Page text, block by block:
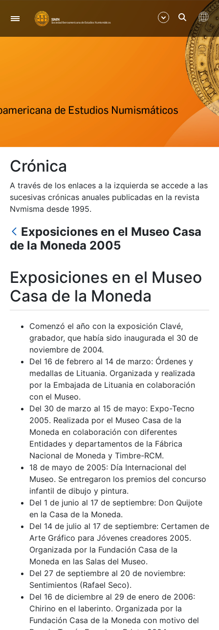
Navegación
Mostrar/Ocultar
Mostrar/Ocultar
Crónica
A través de los enlaces a la izquierda se accede a las
sucesivas crónicas anuales publicadas en la revista
Nvmisma desde 1995.
Exposiciones en el Museo Casa
de la Moneda 2005
Exposiciones en el Museo
Casa de la Moneda
Comenzó el año con la exposición Clavé,
grabador, que había sido inaugurada el 30 de
noviembre de 2004.
Del 16 de febrero al 14 de marzo: Órdenes y
medallas de Lituania. Organizada y realizada
por la Embajada de Lituania en colaboración
con el Museo.
Del 30 de marzo al 15 de mayo: Expo-Tecno
2005. Realizada por el Museo Casa de la
Moneda en colaboración con diferentes
Entidades y departamentos de la Fábrica
Nacional de Moneda y Timbre-RCM.
18 de mayo de 2005: Día Internacional del
Museo. Se entregaron los premios del concurso
infantil de dibujo y pintura.
Del 1 de junio al 17 de septiembre: Don Quijote
en la Casa de la Moneda.
Del 14 de julio al 17 de septiembre: Certamen de
Arte Gráfico para Jóvenes creadores 2005.
Organizada por la Fundación Casa de la
Moneda en las Salas del Museo.
Del 27 de septiembre al 20 de noviembre:
Sentimientos (Rafael Seco).
Del 16 de diciembre al 29 de enero de 2006:
Chirino en el laberinto. Organizada por la
Fundación Casa de la Moneda con motivo del